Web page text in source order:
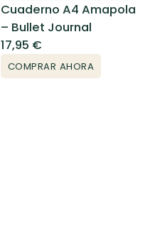
Cuaderno A4 Amapola
– Bullet Journal
17,95 €
COMPRAR AHORA